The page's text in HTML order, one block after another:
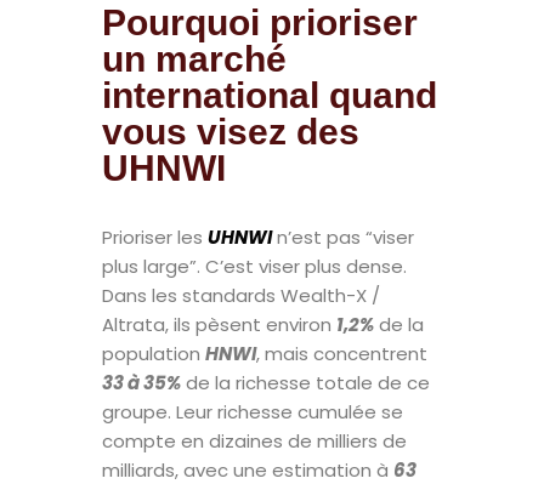
Pourquoi prioriser
un marché
international quand
vous visez des
UHNWI
Prioriser les UHNWIn’est pas “viser
plus large”. C’est viser plus dense.
Dans les standards Wealth-X /
Altrata, ils pèsent environ 1,2%de la
population HNWI, mais concentrent
33 à 35%de la richesse totale de ce
groupe. Leur richesse cumulée se
compte en dizaines de milliers de
milliards, avec une estimation à 63